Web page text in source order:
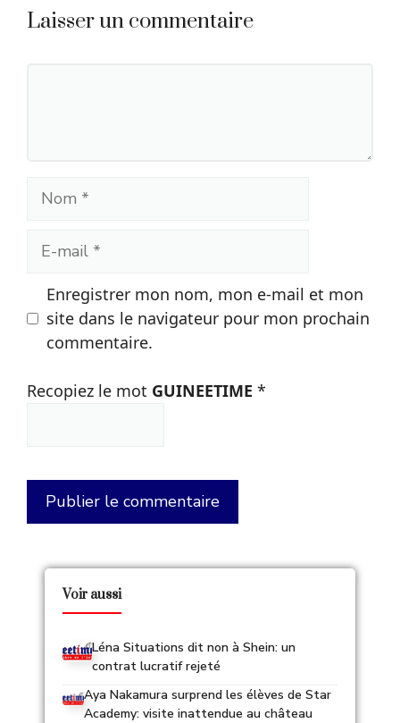
Laisser un commentaire
Nom
Enregistrer mon nom, mon e-mail et mon
site dans le navigateur pour mon prochain
commentaire.
Recopiez le mot GUINEETIME *
Voir aussi
Léna Situations dit non à Shein: un
contrat lucratif rejeté
Aya Nakamura surprend les élèves de Star
Academy: visite inattendue au château